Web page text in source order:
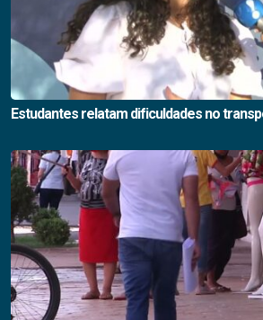
Estudantes relatam dificuldades no